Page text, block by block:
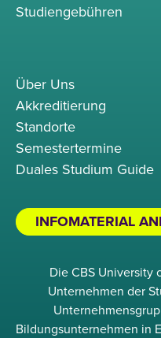
Studiengebühren
Über Uns
Akkreditierung
Standorte
Semestertermine
Duales Studium Guide
INFOMATERIAL
Die CBS University
Unternehmen der
Bildungsunternehmen in